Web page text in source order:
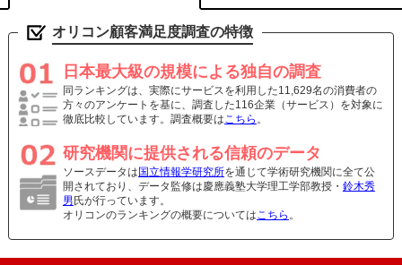
オリコン顧客満足度調査の特徴
日本最大級の規模による独自の調査
同ランキングは、実際にサービスを利用した11,629名の消費者の
方々のアンケートを基に、調査した116企業（サービス）を対象に
徹底比較しています。調査概要はこちら 。
研究機関に提供される信頼のデータ
ソースデータは国立情報学研究所を通じて学術研究機関に全て公
開されており、データ監修は慶應義塾大学理工学部教授・ 鈴木秀
男氏が行っています。
オリコンのランキングの概要については こちら 。